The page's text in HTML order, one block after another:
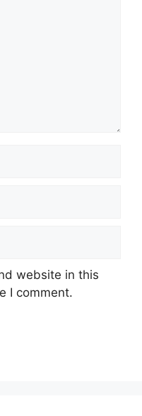
website in this
I comment.